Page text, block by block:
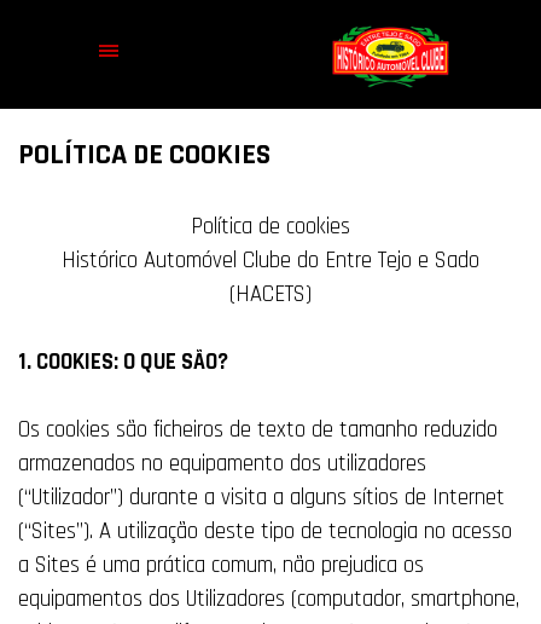
POLÍTICA DE COOKIES
Política de cookies
Histórico Automóvel Clube do Entre Tejo e Sado
(HACETS)
1. COOKIES: O QUE SÃO?
Os cookies são ficheiros de texto de tamanho reduzido
armazenados no equipamento dos utilizadores
(“Utilizador”) durante a visita a alguns sítios de Internet
(“Sites”). A utilização deste tipo de tecnologia no acesso
a Sites é uma prática comum, não prejudica os
equipamentos dos Utilizadores (computador, smartphone,